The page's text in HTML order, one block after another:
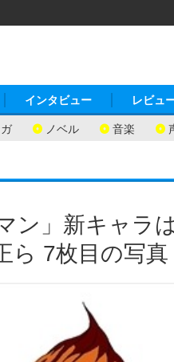
ノベル 音楽
インタビュー レビュ
ン」新キャ
ら 7枚目の写真